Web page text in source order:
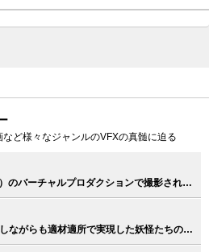
など様々なジャンルのVFXの真髄に迫る
インカメラVFX（LEDウォール）のバーチャルプロダクションで撮影された意欲作、Vaundy『泣き地蔵』MV
リモートワークへの対応に苦慮しながらも適材適所で実現した妖怪たちのVFX、映画『妖怪大戦争 ガーディアンズ』